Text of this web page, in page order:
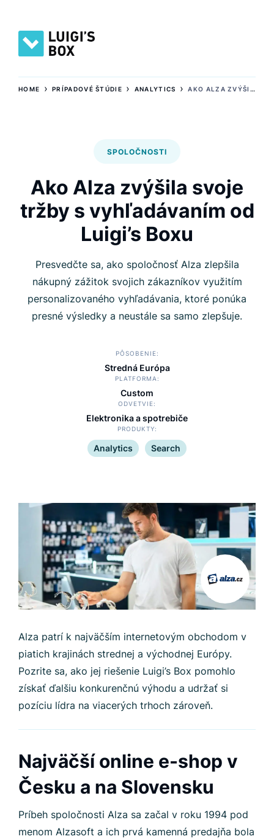
HOME ›PRÍPADOVÉ ŠTÚDIE › ANALYTICS ›AKO ALZA ZVÝŠILA SVOJE TRŽBY S VYHĽADÁVANÍM OD LUIGI’S BOXU
SPOLOČNOSTI
Ako Alza zvýšila svoje
tržby s vyhľadávaním od
Luigi’s Boxu
Presvedčte sa, ako spoločnosť Alza zlepšila
nákupný zážitok svojich zákazníkov využitím
personalizovaného vyhľadávania, ktoré ponúka
presné výsledky a neustále sa samo zlepšuje.
PÔSOBENIE
Stredná Európa
PLATFORMA
Custom
ODVETVIE
Elektronika a spotrebiče
PRODUKTY
Analytics Search
Alza patrí k najväčším internetovým obchodom v
piatich krajinách strednej a východnej Európy.
Pozrite sa, ako jej riešenie Luigi’s Box pomohlo
získať ďalšiu konkurenčnú výhodu a udržať si
pozíciu lídra na viacerých trhoch zároveň.
Najväčší online e-shop v
Česku a na Slovensku
Príbeh spoločnosti Alza sa začal v roku 1994 pod
menom Alzasoft a ich prvá kamenná predajňa bola